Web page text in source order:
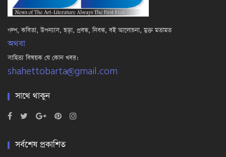
গল্প, কবিতা, উপন্যাস, ছড়া, প্রবন্ধ, নিবন্ধ, বই আলোচনা, মুক্ত মতামত
অথবা
সাহিত্য বিষয়ক যে কোন খবর।
shahettobarta@gmail.com
সাথে থাকুন
সর্বশেষ প্রকাশিত